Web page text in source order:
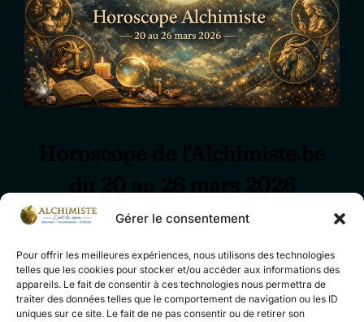
Gérer le consentement
Pour offrir les meilleures expériences, nous utilisons des technologies
telles que les cookies pour stocker et/ou accéder aux informations des
appareils. Le fait de consentir à ces technologies nous permettra de
traiter des données telles que le comportement de navigation ou les ID
uniques sur ce site. Le fait de ne pas consentir ou de retirer son
par
le
Aucun commentaire
Une météo intérieure douce et inspirante pour le
week-end et la semaine du 20 au 26 mars 2026,